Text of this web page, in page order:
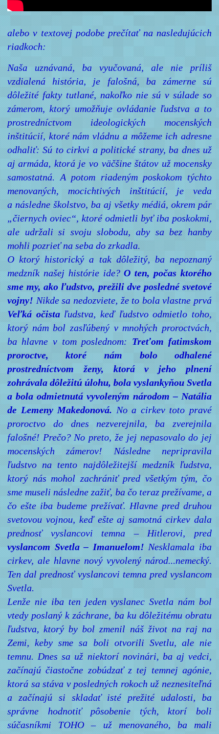
alebo v textovej podobe prečítať na nasledujúcich
riadkoch:
Naša uznávaná, ba vyučovaná, ale nie príliš
vzdialená história, je falošná, ba zámerne sú
dôležité fakty tutlané, nakoľko nie sú v súlade so
zámerom, ktorý umožňuje ovládanie ľudstva a to
prostredníctvom ideologických mocenských
inštitúcií, ktoré nám vládnu a môžeme ich adresne
odhaliť: Sú to cirkvi a politické strany, ba dnes už
aj armáda, ktorá je vo väčšine štátov už mocensky
samostatná. A potom riadeným poskokom týchto
menovaných, mocichtivých inštitúcií, je veda
a následne školstvo, ba aj všetky médiá, okrem pár
„čiernych oviec“, ktoré odmietli byť iba poskokmi,
ale udržali si svoju slobodu, aby sa bez hanby
mohli pozrieť na seba do zrkadla.
O ktorý historický a tak dôležitý, ba nepoznaný
medzník našej histórie ide?O ten, počas ktorého
sme my, ako ľudstvo, prežili dve posledné svetové
vojny! Nikde sa nedozviete, že to bola vlastne prvá
Veľká očista ľudstva, keď ľudstvo odmietlo toho,
ktorý nám bol zasľúbený v mnohých proroctvách,
ba hlavne v tom poslednom: Treťom fatimskom
proroctve, ktoré nám bolo odhalené
prostredníctvom ženy, ktorá v jeho plnení
zohrávala dôležitú úlohu, bola vyslankyňou Svetla
a bola odmietnutá vyvoleným národom – Natália
de Lemeny Makedonová. No a cirkev toto pravé
proroctvo do dnes nezverejnila, ba zverejnila
falošné! Prečo? No preto, že jej nepasovalo do jej
mocenských zámerov! Následne nepripravila
ľudstvo na tento najdôležitejší medzník ľudstva,
ktorý nás mohol zachrániť pred všetkým tým, čo
sme museli následne zažiť, ba čo teraz prežívame, a
čo ešte iba budeme prežívať. Hlavne pred druhou
svetovou vojnou, keď ešte aj samotná cirkev dala
prednosť vyslancovi temna – Hitlerovi, pred
vyslancom Svetla – Imanuelom! Nesklamala iba
cirkev, ale hlavne nový vyvolený národ...nemecký.
Ten dal prednosť vyslancovi temna pred vyslancom
Svetla.
Lenže nie iba ten jeden vyslanec Svetla nám bol
vtedy poslaný k záchrane, ba ku dôležitému obratu
ľudstva, ktorý by bol zmenil náš život na raj na
Zemi, keby sme sa boli otvorili Svetlu, ale nie
temnu. Dnes sa už niektorí novinári, ba aj vedci,
začínajú čiastočne zobúdzať z tej temnej agónie,
ktorá sa stáva v posledných rokoch už neznesiteľná
a začínajú si skladať isté prežité udalosti, ba
správne hodnotiť pôsobenie tých, ktorí boli
súčasníkmi TOHO – už menovaného, ba mali